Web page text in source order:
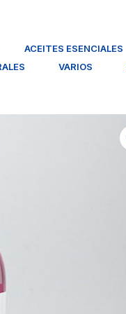
ACEITES ESENCIALES
VARIOS